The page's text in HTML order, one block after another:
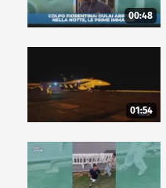
00:48
01:54